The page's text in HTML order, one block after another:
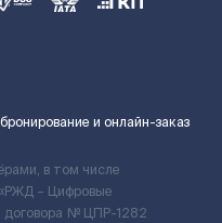
и онлайн-заказ
в том числе
– Цифровые
договора № ЦПР-1282